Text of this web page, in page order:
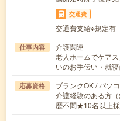
交通費
交通費支給※規定有
仕事内容
介護関連
老人ホームでケア
いのお手伝い・就
応募資格
ブランクOK / パソ
介護経験のある方
歴不問★10名以上